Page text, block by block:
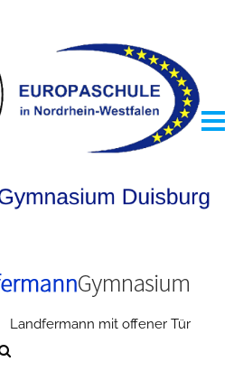
Landfermann mit offener Tür